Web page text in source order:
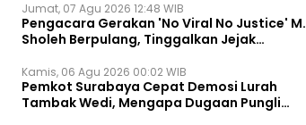
Jumat, 07 Agu 2026 12:48 WIB
Pengacara Gerakan 'No Viral No Justice' M.
Sholeh Berpulang, Tinggalkan Jejak
Kamis, 06 Agu 2026 00:02 WIB
Pemkot Surabaya Cepat Demosi Lurah
Tambak Wedi, Mengapa Dugaan Pungli